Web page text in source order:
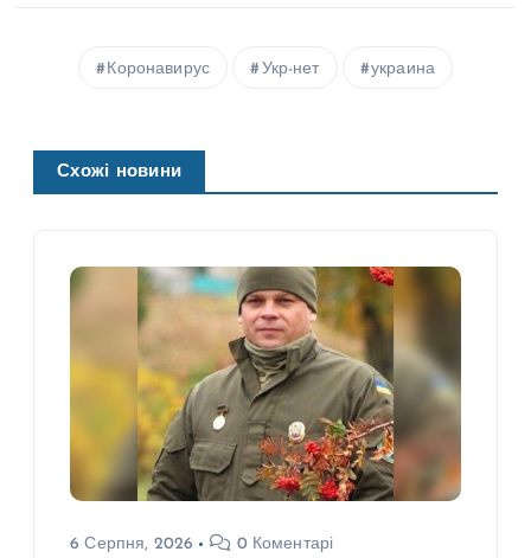
Коронавирус Укр-нет украина
Схожі новини
6 Серпня, 2026 0 Коментарі